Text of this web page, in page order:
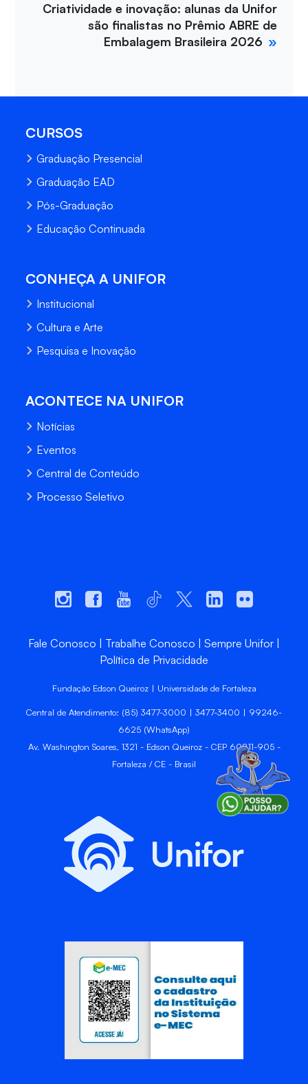
Criatividade e inovação: alunas da Unifor
são finalistas no Prêmio ABRE de
Embalagem Brasileira 2026
CURSOS
Graduação Presencial
Graduação EAD
Pós-Graduação
Educação Continuada
CONHEÇA A UNIFOR
Institucional
Cultura e Arte
Pesquisa e Inovação
ACONTECE NA UNIFOR
Notícias
Eventos
Central de Conteúdo
Processo Seletivo
Fale Conosco Trabalhe Conosco
Sempre Unifor
Política de Privacidade
Fundação Edson Queiroz | Universidade de Fortaleza
Central de Atendimento: (85) 3477-3000 | 3477-3400 | 99246-
6625 (WhatsApp)
Av. Washington Soares, 1321 - Edson Queiroz - CEP 60811-905 -
Fortaleza / CE - Brasil